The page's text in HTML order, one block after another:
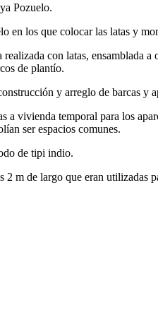
Pozuelo.
en los que colocar las latas y
con latas, ensamblada
de plantío.
y arreglo de barcas y
a vivienda temporal para los
ser espacios comunes.
de tipi indio.
2 m de largo que eran